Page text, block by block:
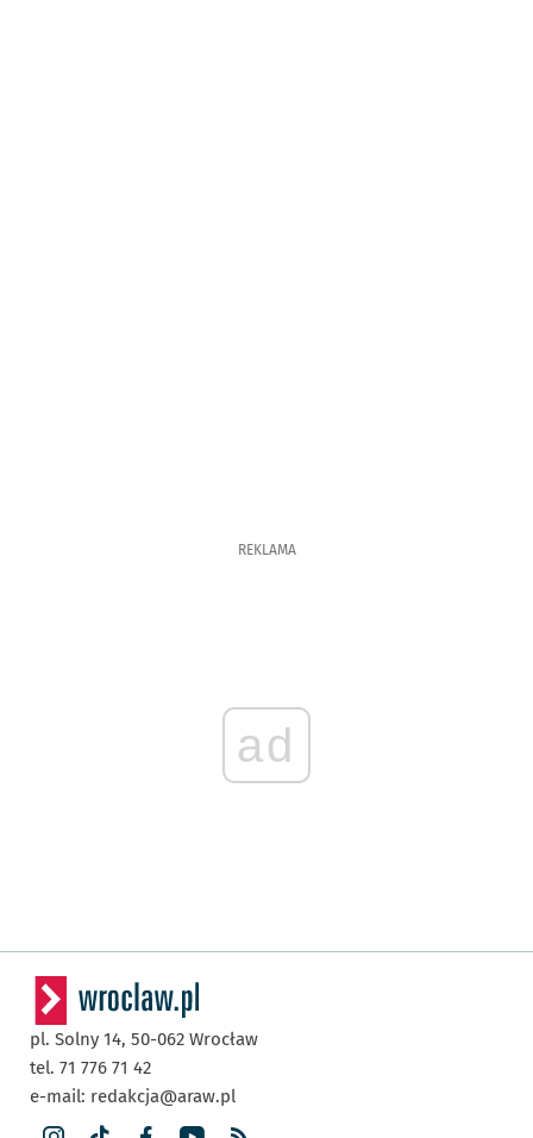
REKLAMA
ad
pl. Solny 14, 50-062 Wrocław
tel. 71 776 71 42
e-mail: redakcja@araw.pl